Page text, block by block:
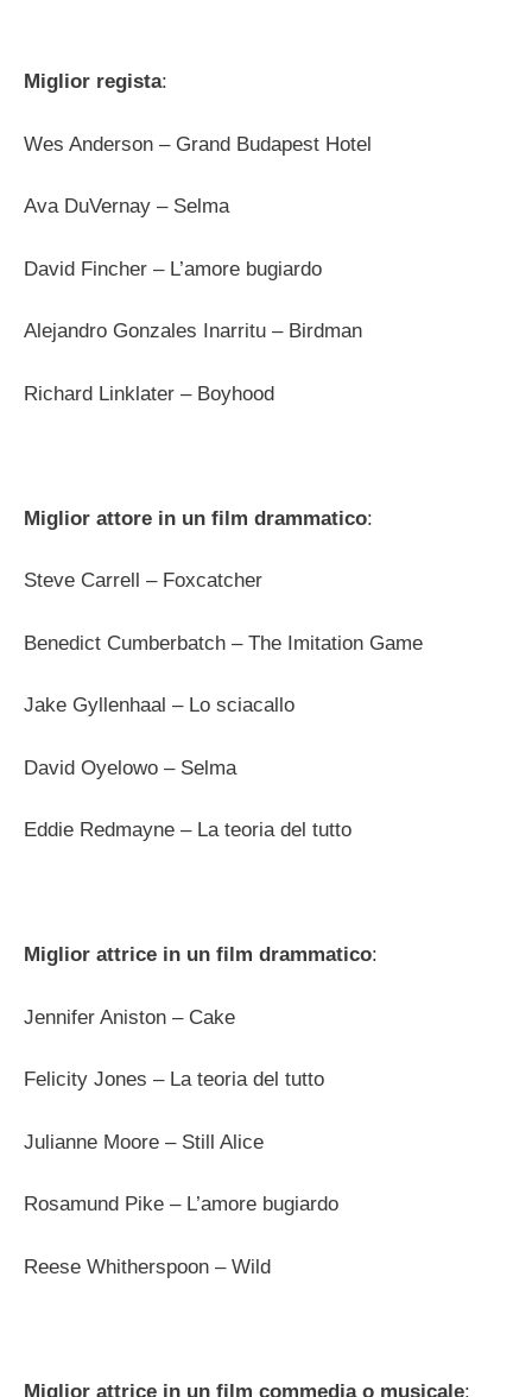
Miglior regista:
Wes Anderson – Grand Budapest Hotel
Ava DuVernay – Selma
David Fincher – L’amore bugiardo
Alejandro Gonzales Inarritu – Birdman
Richard Linklater – Boyhood
Miglior attore in un film drammatico:
Steve Carrell – Foxcatcher
Benedict Cumberbatch – The Imitation Game
Jake Gyllenhaal – Lo sciacallo
David Oyelowo – Selma
Eddie Redmayne – La teoria del tutto
Miglior attrice in un film drammatico:
Jennifer Aniston – Cake
Felicity Jones – La teoria del tutto
Julianne Moore – Still Alice
Rosamund Pike – L’amore bugiardo
Reese Whitherspoon – Wild
Miglior attrice in un film commedia o musicale: